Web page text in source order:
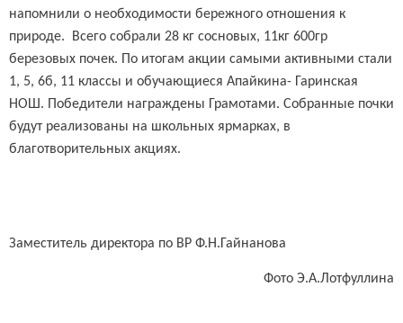
напомнили о необходимости бережного отношения к
природе. Всего собрали 28 кг сосновых, 11кг 600гр
березовых почек. По итогам акции самыми активными стали
1, 5, 6б, 11 классы и обучающиеся Апайкина- Гаринская
НОШ. Победители награждены Грамотами. Собранные почки
будут реализованы на школьных ярмарках, в
благотворительных акциях.
Заместитель директора по ВР Ф.Н.Гайнанова
Фото Э.А.Лотфуллина